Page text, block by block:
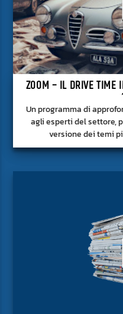
ZOOM – IL DRIVE TIME
Un programma di
agli esperti del settore,
versione dei temi